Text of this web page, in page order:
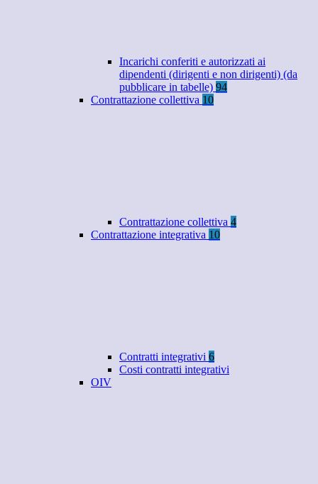
Incarichi conferiti e autorizzati ai
dipendenti (dirigenti e non dirigenti) (da
pubblicare in tabelle) 94
Contrattazione collettiva 10
Contrattazione collettiva 4
Contrattazione integrativa 10
Contratti integrativi 6
Costi contratti integrativi
OIV